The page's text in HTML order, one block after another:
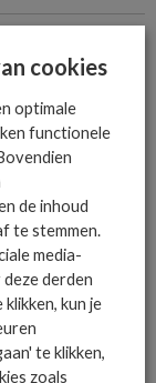
PLUS
cookies
optimale
functionele
de inhoud
te stemmen.
media-
derden
kun je
te klikken,
zoals